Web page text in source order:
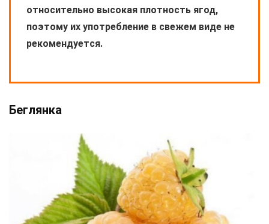
относительно высокая плотность ягод,
поэтому их употребление в свежем виде не
рекомендуется.
Беглянка